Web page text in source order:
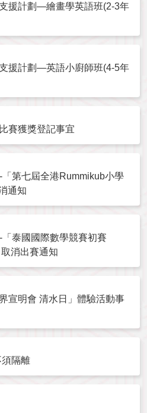
援計劃—繪畫學英語班(2-3年
援計劃—英語小廚師班(4-5年
賽獲獎登記事宜
第七屆全港Rummikub小學
通知
泰國國際數學競賽初賽
消出賽通知
宣明會 清水日」體驗活動事
隔離